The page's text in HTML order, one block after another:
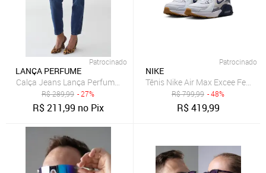
Patrocinado
LANÇA PERFUME
Calça Jeans Lança Perfume Mom Luna Azul
R$289,99 - 27%
R$211,99 no Pix
Patrocinado
NIKE
Tênis Nike Air Max Excee
R$799,99 - 48%
R$419,99